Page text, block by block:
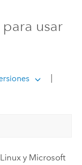
usar
Linuxy Microsoft